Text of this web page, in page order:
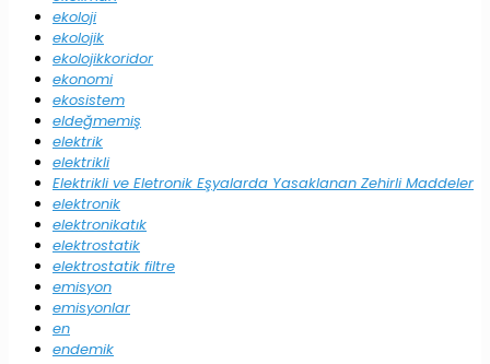
ekoloji
ekolojik
ekolojikkoridor
ekonomi
ekosistem
eldeğmemiş
elektrik
elektrikli
Elektrikli ve Eletronik Eşyalarda Yasaklanan Zehirli Maddeler
elektronik
elektronikatık
elektrostatik
elektrostatik filtre
emisyon
emisyonlar
en
endemik